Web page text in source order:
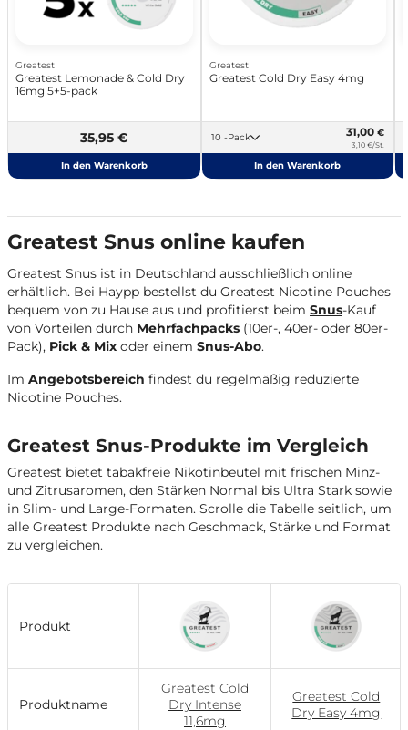
Greatest
Greatest Lemonade & Cold Dry
16mg 5+5-pack
35,95 €
In den Warenkorb
Greatest
Greatest Cold Dry Easy 4mg
10 -Pack 31,00 €
3,10 €/St.
In den Warenkorb
Greatest Snus online kaufen
Greatest Snus ist in Deutschland ausschließlich online
erhältlich. Bei Haypp bestellst du Greatest Nicotine Pouches
bequem von zu Hause aus und profitierst beim Snus-Kauf
von Vorteilen durch Mehrfachpacks (10er-, 40er- oder 80er-
Pack), Pick & Mix oder einem Snus-Abo.
Im Angebotsbereich findest du regelmäßig reduzierte
Nicotine Pouches.
Greatest Snus-Produkte im Vergleich
Greatest bietet tabakfreie Nikotinbeutel mit frischen Minz-
und Zitrusaromen, den Stärken Normal bis Ultra Stark sowie
in Slim- und Large-Formaten. Scrolle die Tabelle seitlich, um
alle Greatest Produkte nach Geschmack, Stärke und Format
zu vergleichen.
Produkt
Produktname
Greatest Cold
Dry Intense
11,6mg
Greatest Cold
Dry Easy 4mg